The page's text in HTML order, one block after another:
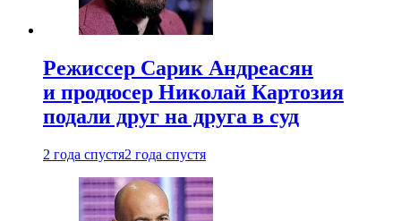
Режиссер Сарик Андреасян
и продюсер Николай Картозия
подали друг на друга в суд
2 года спустя2 года спустя